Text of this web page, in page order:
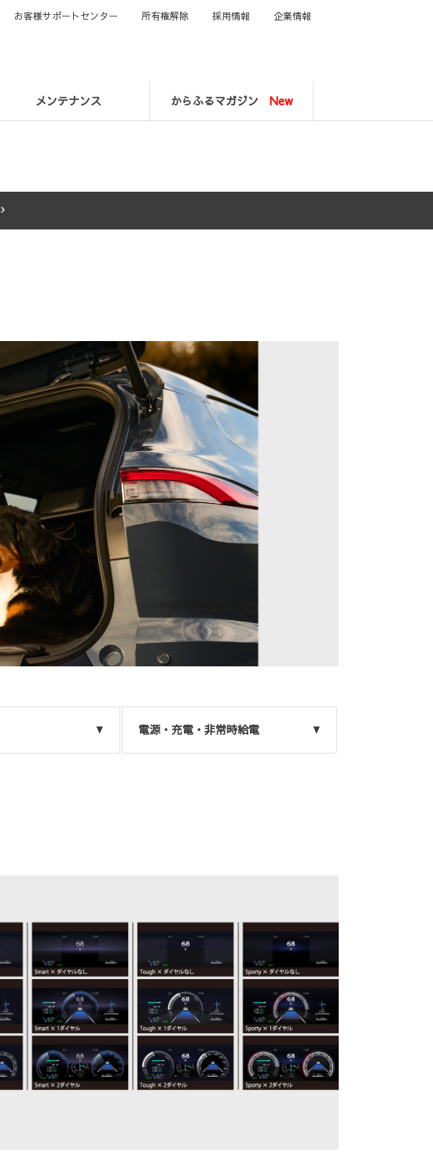
メンテナンス からふるマガジン New
お客様サポートセンター 所有権解除 採用情報 企業情報
電源・充電・非常時給電